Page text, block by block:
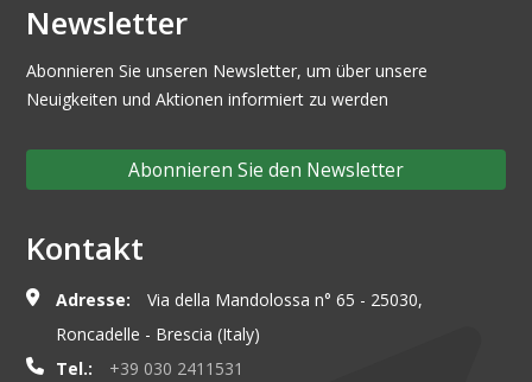
Newsletter
Abonnieren Sie unseren Newsletter, um über unsere
Neuigkeiten und Aktionen informiert zu werden
Abonnieren Sie den Newsletter
Kontakt
Adresse:
Via della Mandolossa n° 65 - 25030,
Roncadelle - Brescia (Italy)
Tel.:
+39 030 2411531